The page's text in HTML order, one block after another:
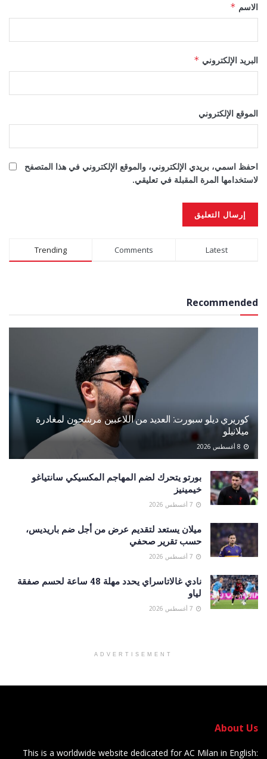
الاسم *
البريد الإلكتروني *
الموقع الإلكتروني
احفظ اسمي، بريدي الإلكتروني، والموقع الإلكتروني في هذا المتصفح
لاستخدامها المرة المقبلة في تعليقي.
Trending Comments Latest
Recommended
كوريري ديلو سبورت: العديد من اللاعبين مرشحون لمغادرة
ميلانيلو
بورتو يتحرك لضم المهاجم المكسيكي سانتياغو
خيمينيز
ميلان يستعد لتقديم عرض من أجل ضم باريديس،
حسب تقرير صحفي
نادي غالاتاسراي يحدد مهلة 48 ساعة لحسم صفقة
لياو
ADVERTISEMENT
About Us
This is a worldwide website dedicated for AC Milan in English: